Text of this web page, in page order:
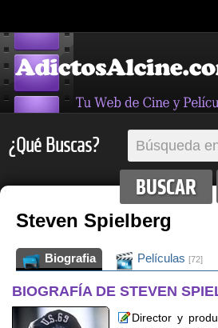
¿Qué Buscas?
Steven Spielberg
Biografia Películas [72]
BIOGRAFÍA DE STEVEN
Director y